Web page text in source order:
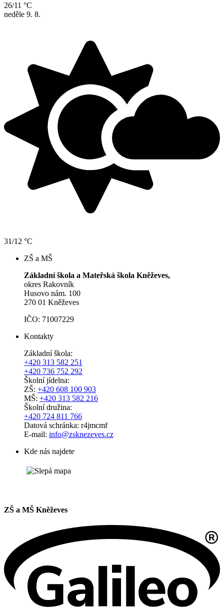
26/11 °C
neděle 9. 8.
31/12 °C
ZŠ a MŠ
Základní škola a Mateřská škola Kněževes,
okres Rakovník
Husovo nám. 100
270 01 Kněževes
IČO: 71007229
Kontakty
Základní škola:
+420 313 582 251
+420 736 752 292
Školní jídelna:
ZŠ: +420 608 100 903
MŠ: +420 313 582 216
Školní družina:
+420 724 811 766
Datová schránka: r4jmcmf
E-mail: info@zsknezeves.cz
Kde nás najdete
ZŠ a MŠ Kněževes